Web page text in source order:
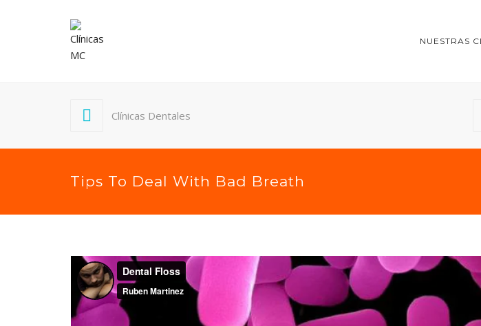
NUESTRAS
Clínicas Dentales
Tips To Deal With Bad Breath